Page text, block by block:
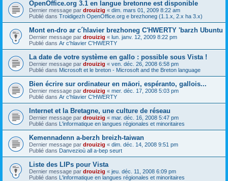
OpenOffice.org 3.1 en langue bretonne est disponible
Dernier message par drouizig « dim. mars 01, 2009 8:22 am
Publié dans Troidigezh OpenOffice.org e brezhoneg (1.1.x, 2.x ha 3.x)
Mont en-dro ar c´hlavier brezhoneg C'HWERTY 'barzh Ubuntu
Dernier message par drouizig « lun. janv. 12, 2009 8:22 pm
Publié dans Ar c'hlavier C'HWERTY
La date de votre système en gallo : possible sous Vista !
Dernier message par drouizig « ven. déc. 26, 2008 6:58 pm
Publié dans Microsoft et le breton - Microsoft and the Breton language
Bien écrire sur ordinateur en māori, espéranto, gallois...
Dernier message par drouizig « mer. déc. 17, 2008 5:03 pm
Publié dans Ar c'hlavier C'HWERTY
Internet et la Bretagne, une culture de réseau
Dernier message par drouizig « mar. déc. 16, 2008 5:47 pm
Publié dans L'informatique en langues régionales et minoritaires
Kemennadenn a-berzh breizh-taiwan
Dernier message par drouizig « dim. déc. 14, 2008 9:51 pm
Publié dans Danvezioù all a-bep seurt
Liste des LIPs pour Vista
Dernier message par drouizig « jeu. déc. 11, 2008 6:09 pm
Publié dans L'informatique en langues régionales et minoritaires